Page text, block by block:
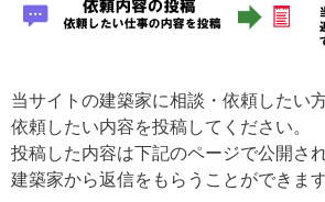
当サイトの建築家に相談・依頼したい
依頼したい内容を投稿してください。
投稿した内容は下記のページで公開さ
建築家から返信をもらうことができます